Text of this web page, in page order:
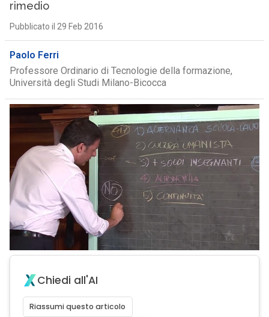
rimedio
Pubblicato il 29 Feb 2016
Paolo Ferri
Professore Ordinario di Tecnologie della formazione,
Università degli Studi Milano-Bicocca
Chiedi all'AI
Riassumi questo articolo